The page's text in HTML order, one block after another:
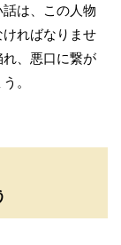
は、この人物
ればなりませ
、悪口に繋が
。